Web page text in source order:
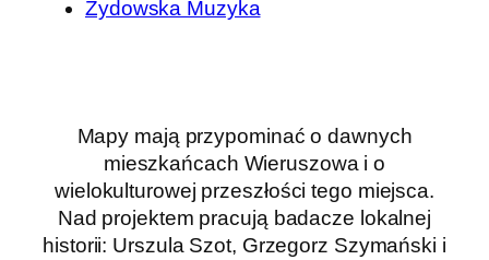
Żydowska Muzyka
Mapy mają przypominać o dawnych
mieszkańcach Wieruszowa i o
wielokulturowej przeszłości tego miejsca.
Nad projektem pracują badacze lokalnej
historii: Urszula Szot, Grzegorz Szymański i